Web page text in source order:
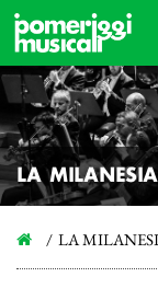
LA
LA